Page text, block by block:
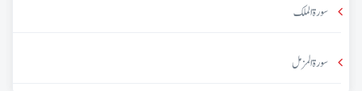
سورۃ الملک
سورۃ المزمل